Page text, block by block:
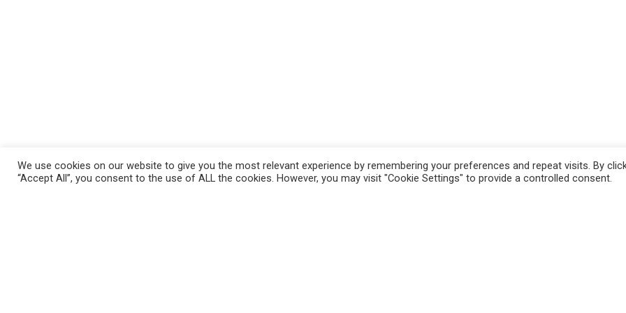
We use cookies on our website to give you the most relevant experience by remembering your preferences and repeat visits. By
“Accept All”, you consent to the use of ALL the cookies. However, you may visit "Cookie Settings" to provide a controlled consent.